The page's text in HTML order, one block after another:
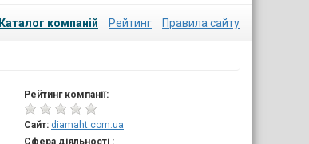
Каталог компаній Рейтинг Правила сайту
Рейтинг компанії:
Сайт: diamaht.com.ua
Сфера діяльності :